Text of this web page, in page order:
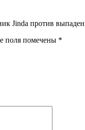
Jinda против
поля помечены *